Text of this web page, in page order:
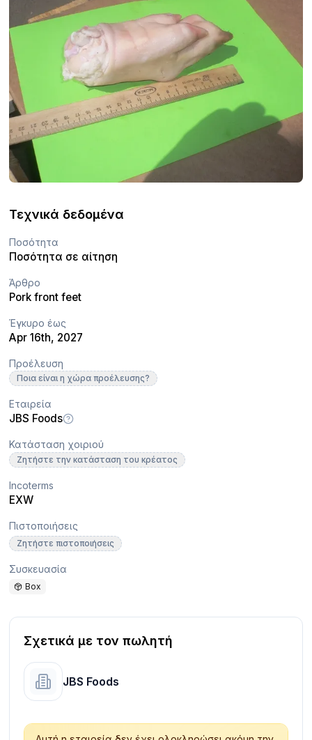
Τεχνικά δεδομένα
Ποσότητα
Ποσότητα σε αίτηση
Άρθρο
Pork front feet
Έγκυρο έως
Apr 16th, 2027
Προέλευση
Ποια είναι η χώρα προέλευσης?
Εταιρεία
JBS Foods
Κατάσταση χοιριού
Ζητήστε την κατάσταση του κρέατος
Incoterms
EXW
Πιστοποιήσεις
Ζητήστε πιστοποιήσεις
Συσκευασία
Box
Σχετικά με τον πωλητή
JBS Foods